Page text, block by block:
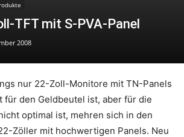
TFT mit S-PVA-Panel
2008
nur 22-Zoll-Monitore mit TN-Panels
für den Geldbeutel ist, aber für die
optimal ist, mehren sich in den
Zöller mit hochwertigen Panels. Neu